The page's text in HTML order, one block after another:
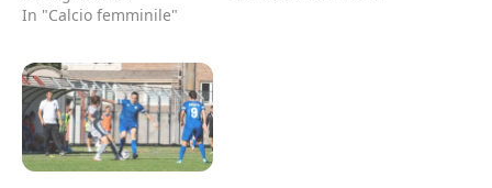
In "Calcio femminile"